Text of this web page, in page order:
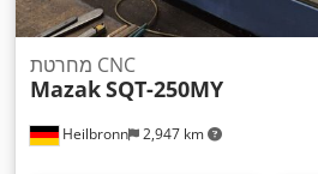
Heilbronn 2,947 km
מחרטת CNC
MazakSQT-250MY